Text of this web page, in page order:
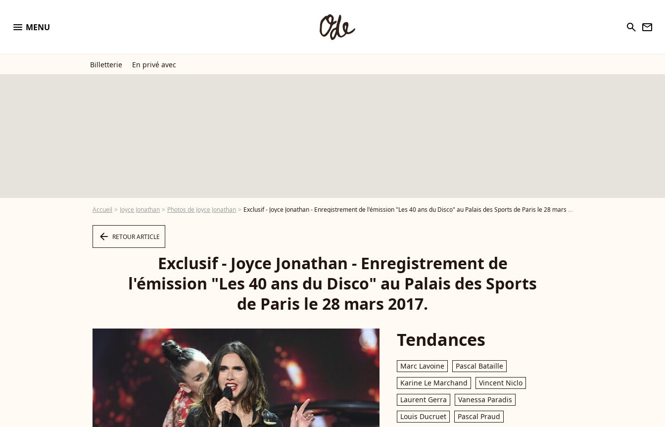
menu MENU search newsletter
Billetterie En privé avec
Accueil Joyce Jonathan Photos de Joyce Jonathan Exclusif - Joyce Jonathan - Enregistrement de l'émission "Les 40 ans du Disco" au Palais des Sports de Paris le 28 mars 2017. © Pierre Perusseau/Bestimage - Photo
arrow_left RETOUR ARTICLE
Exclusif - Joyce Jonathan - Enregistrement de
l'émission "Les 40 ans du Disco" au Palais des Sports
de Paris le 28 mars 2017.
Tendances
Marc Lavoine
Pascal Bataille
Karine Le Marchand
Vincent Niclo
Laurent Gerra
Vanessa Paradis
Louis Ducruet
Pascal Praud